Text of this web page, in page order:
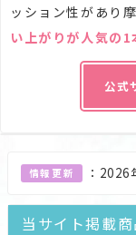
ッション性があり
い上がりが人気の1
公式
情報更新 ： 2026
当サイト掲載